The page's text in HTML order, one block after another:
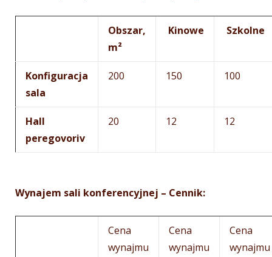
Obszar,
m²
Kinowe Szkolne
Konfiguracja
sala
200 150 100
Hall
peregovorіv
20 12 12
Wynajem sali konferencyjnej – Cennik:
Cena
wynajmu
Cena
wynajmu
Cena
wynajmu